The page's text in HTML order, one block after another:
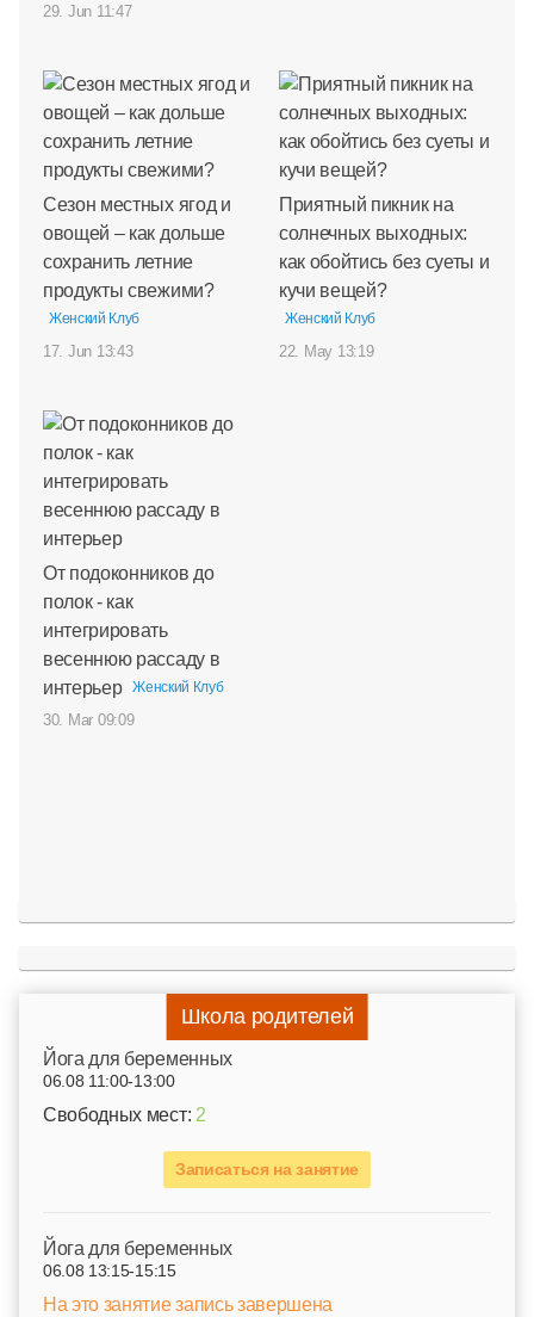
29. Jun 11:47
Сезон местных ягод и
овощей – как дольше
сохранить летние
продукты свежими?
Женский Клуб
17. Jun 13:43
Приятный пикник на
солнечных выходных:
как обойтись без суеты и
кучи вещей?
Женский Клуб
22. May 13:19
От подоконников до
полок - как
интегрировать
весеннюю рассаду в
интерьер
Женский Клуб
30. Mar 09:09
Школа родителей
Йога для беременных
06.08 11:00-13:00
Свободных мест: 2
Записаться на занятие
Йога для беременных
06.08 13:15-15:15
На это занятие запись завершена